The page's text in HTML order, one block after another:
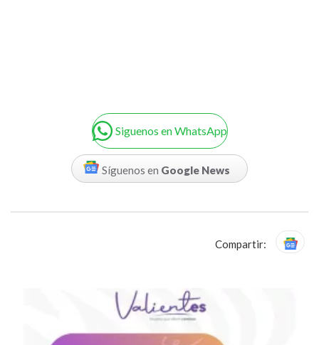
Siguenos en WhatsApp
Síguenos en Google News
Compartir: